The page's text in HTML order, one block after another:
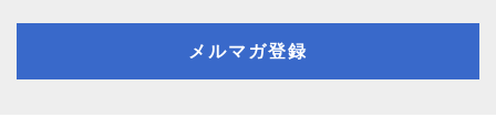
メルマガ登録